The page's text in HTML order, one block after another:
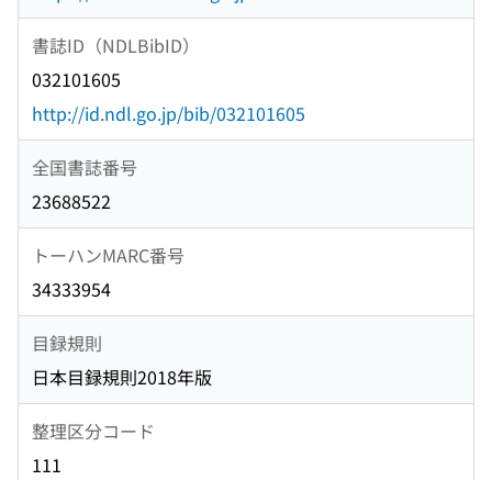
書誌ID（NDLBibID）
032101605
http://id.ndl.go.jp/bib/032101605
全国書誌番号
23688522
トーハンMARC番号
34333954
目録規則
日本目録規則2018年版
整理区分コード
111